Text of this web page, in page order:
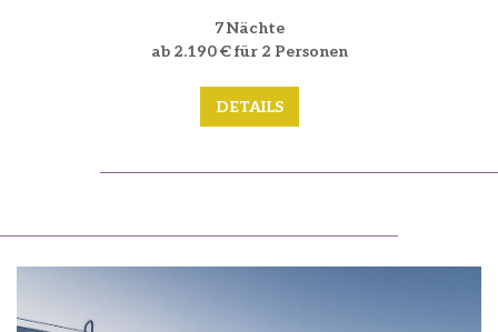
7 Nächte
ab 2.190 € für 2 Personen
DETAILS